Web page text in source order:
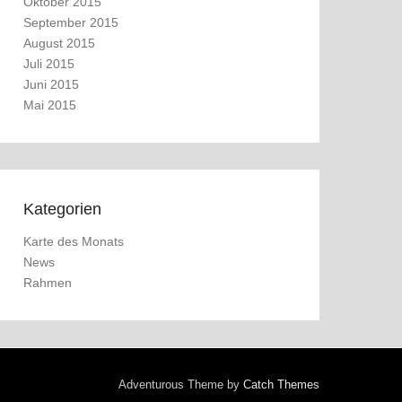
September 2015
August 2015
Juli 2015
Juni 2015
Mai 2015
Kategorien
Karte des Monats
News
Rahmen
Adventurous Theme by Catch Themes